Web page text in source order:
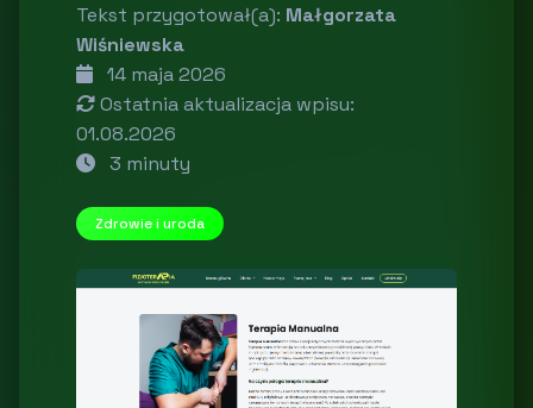
Tekst przygotował(a): Małgorzata
Wiśniewska
14 maja 2026
Ostatnia aktualizacja wpisu:
01.08.2026
3 minuty
Zdrowie i uroda